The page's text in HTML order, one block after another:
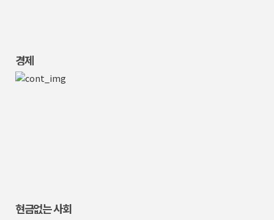
경제
현금없는 사회